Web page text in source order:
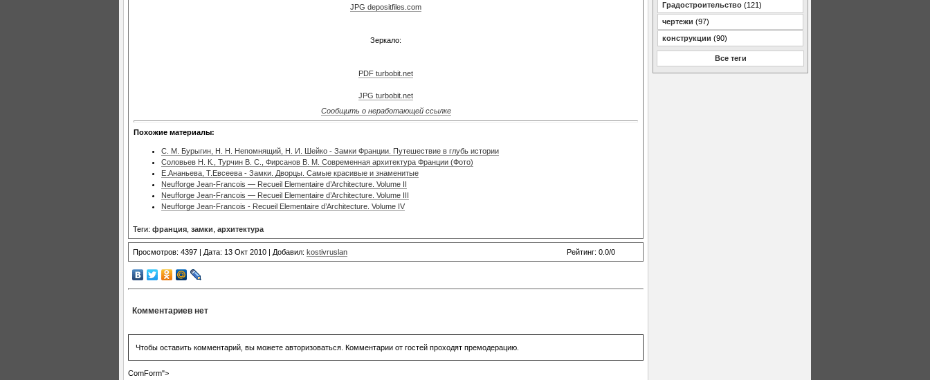
JPG depositfiles.com
Зеркало:
PDF turbobit.net
JPG turbobit.net
Сообщить о неработающей ссылке
Похожие материалы:
С. М. Бурыгин, Н. Н. Непомнящий, Н. И. Шейко - Замки Франции. Путешествие в глубь истории
Соловьев Н. К., Турчин В. С., Фирсанов В. М. Современная архитектура Франции (Фото)
Е.Ананьева, Т.Евсеева - Замки. Дворцы. Самые красивые и знаменитые
Neufforge Jean-Francois — Recueil Elementaire d’Architecture. Volume II
Neufforge Jean-Francois — Recueil Elementaire d’Architecture. Volume III
Neufforge Jean-Francois - Recueil Elementaire d’Architecture. Volume IV
Теги: франция замки архитектурa
Просмотров: 4397 | Дата: 13 Окт 2010 | Добавил: kostivruslan Рейтинг: 0.0/0
Комментариев нет
Чтобы оставить комментарий, вы можете авторизоваться. Комментарии от гостей проходят премодерацию.
ComForm">
Градостроительство (121)
чертежи (97)
конструкции (90)
Все теги